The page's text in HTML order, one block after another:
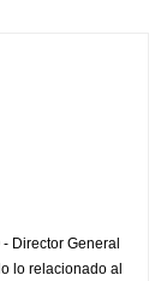
Director General
lo relacionado al